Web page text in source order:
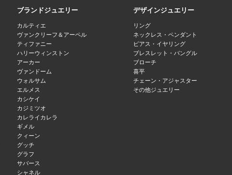
ブランドジュエリー
カルティエ
ヴァンクリーフ＆アーペル
ティファニー
ハリーウィンストン
アーカー
ヴァンドーム
ウォルサム
エルメス
カシケイ
カジミツオ
カレライカレラ
ギメル
クィーン
グッチ
グラフ
サバース
シャネル
デザインジュエリー
リング
ネックレス・ペンダント
ピアス・イヤリング
ブレスレット・バングル
ブローチ
喜平
チェーン・アジャスター
その他ジュエリー